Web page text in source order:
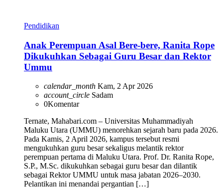
Pendidikan
Anak Perempuan Asal Bere-bere, Ranita Rope
Dikukuhkan Sebagai Guru Besar dan Rektor
Ummu
calendar_month Kam, 2 Apr 2026
account_circle Sadam
0Komentar
Ternate, Mahabari.com – Universitas Muhammadiyah
Maluku Utara (UMMU) menorehkan sejarah baru pada 2026.
Pada Kamis, 2 April 2026, kampus tersebut resmi
mengukuhkan guru besar sekaligus melantik rektor
perempuan pertama di Maluku Utara. Prof. Dr. Ranita Rope,
S.P., M.Sc. dikukuhkan sebagai guru besar dan dilantik
sebagai Rektor UMMU untuk masa jabatan 2026–2030.
Pelantikan ini menandai pergantian […]